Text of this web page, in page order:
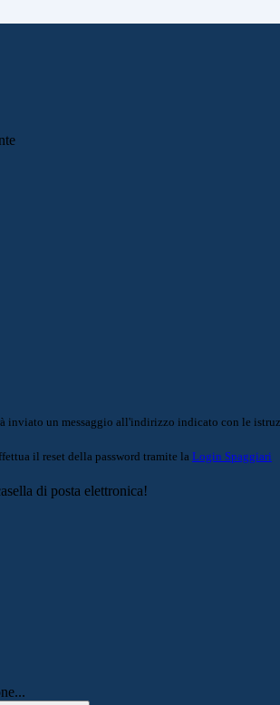
inviato un messaggio all'indirizzo indicato con le
il reset della password tramite la Login Spaggiari
di posta elettronica!